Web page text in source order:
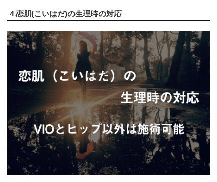
4.恋肌(こいはだ)の生理時の対応